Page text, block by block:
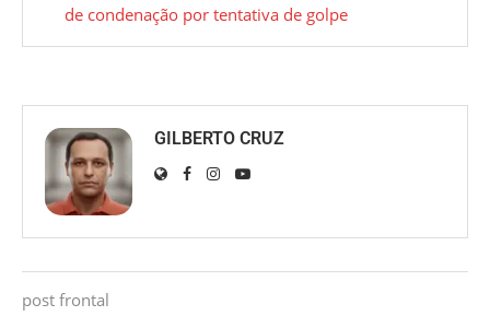
de condenação por tentativa de golpe
GILBERTO CRUZ
post frontal